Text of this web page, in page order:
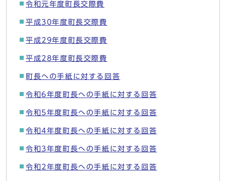
令和元年度町長交際費
平成30年度町長交際費
平成29年度町長交際費
平成28年度町長交際費
町長への手紙に対する回答
令和6年度町長への手紙に対する回答
令和5年度町長への手紙に対する回答
令和4年度町長への手紙に対する回答
令和3年度町長への手紙に対する回答
令和2年度町長への手紙に対する回答